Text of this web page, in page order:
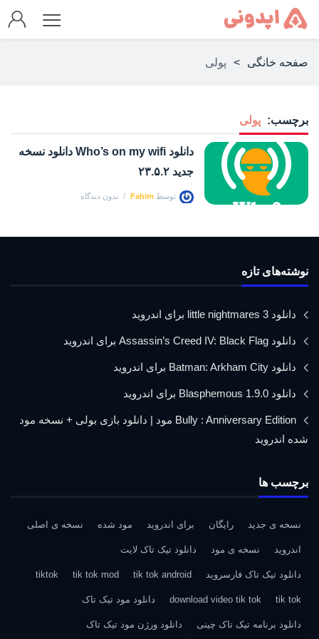
صفحه خانگی > پولی
برچسب: پولی
دانلود Who’s on my wifi دانلود نسخه
جدید ۲۳.۵.۲
توسط Fahim بدون دیدگاه
نوشته‌های تازه
دانلود little nightmares 3 برای اندروید
دانلود Assassin’s Creed IV: Black Flag برای اندروید
دانلود Batman: Arkham City برای اندروید
دانلود Blasphemous 1.9.0 برای اندروید
Bully : Anniversary Edition مود | دانلود بازی بولی + نسخه مود
شده اندروید
برچسب ها
نسخه ی جدید رایگان برای اندروید مود شده نسخه ی اصلی
اندروید نسخه ی مود دانلود تیک تاک لایت
دانلود تیک تاک فارسروید tik tok android
tik tok mod
tiktok
tik tok
download video tik tok دانلود مود تیک تاک
دانلود برنامه تیک تاک چینی دانلود ورژن مود تیک تاک